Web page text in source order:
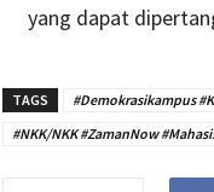
yang dapat
TAGS
#Demokrasikampus
#NKK/NKK #ZamanNow